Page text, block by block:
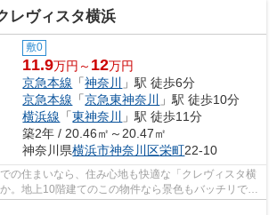
レヴィスタ横浜
敷0
11.9万円～ 12万円
京急本線 「神奈川
」駅 徒歩6分
京急本線 「京急東神奈川
」駅 徒歩10分
横浜線 「東神奈川
」駅 徒歩11分
築2年 / 20.46㎡～20.47㎡
神奈川県横浜市神奈川区栄町22-10
の住まいなら、住み心地も快適な「クレヴィスタ横
。地上10階建てのこの物件なら景色もバッチリで